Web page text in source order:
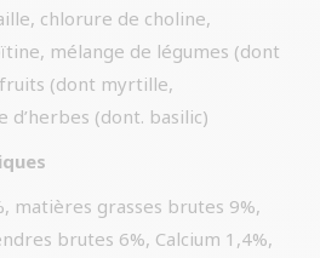
chlorure de choline,
mélange de légumes (dont
(dont myrtille,
d’herbes (dont. basilic)
matières grasses brutes 9%,
brutes 6%, Calcium 1,4%,